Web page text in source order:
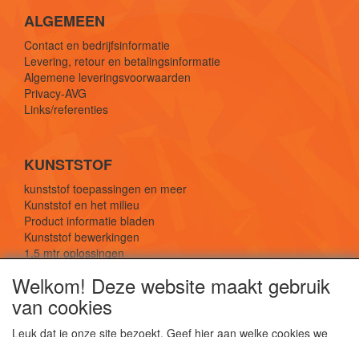
ALGEMEEN
Contact en bedrijfsinformatie
Levering, retour en betalingsinformatie
Algemene leveringsvoorwaarden
Privacy-AVG
Links/referenties
KUNSTSTOF
kunststof toepassingen en meer
Kunststof en het milieu
Product informatie bladen
Kunststof bewerkingen
1,5 mtr oplossingen
SOCIALE MEDIA
Welkom! Deze website maakt gebruik
van cookies
Leuk dat je onze site bezoekt. Geef hier aan welke cookies we